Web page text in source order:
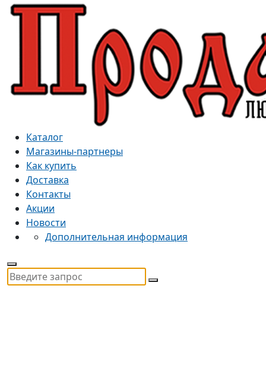
Каталог
Магазины-партнеры
Как купить
Доставка
Контакты
Акции
Новости
Дополнительная информация